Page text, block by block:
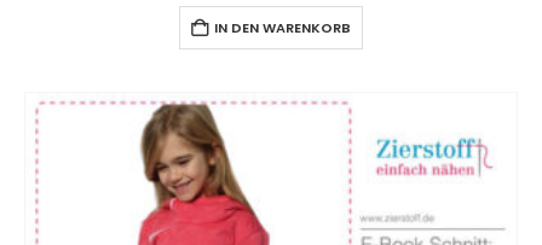
IN DEN WARENKORB